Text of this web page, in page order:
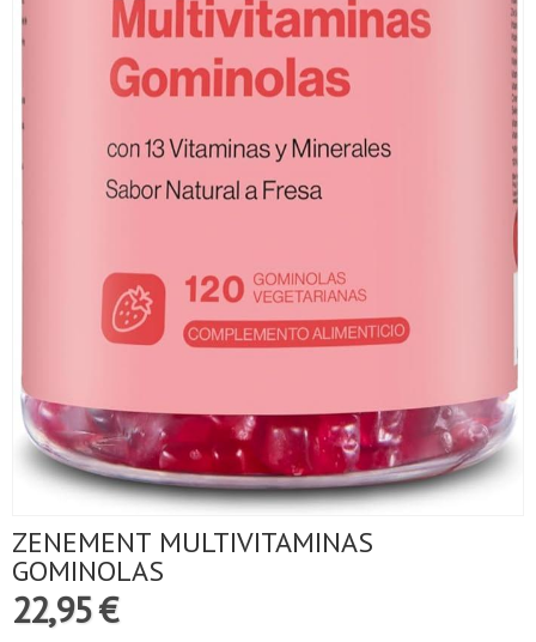
ZENEMENT MULTIVITAMINAS
GOMINOLAS
22,95 €